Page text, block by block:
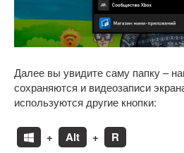
Далее вы увидите саму папку –
сохраняются и видеозаписи
используются другие кнопки:
+ Alt + R